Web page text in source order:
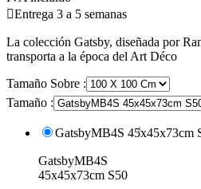
Entrega 3 a 5 semanas
La colección Gatsby, diseñada por
transporta a la época del Art Déco
Tamaño Sobre :
Tamaño :
GatsbyMB4S 45x45x73cm
GatsbyMB4S
45x45x73cm S50